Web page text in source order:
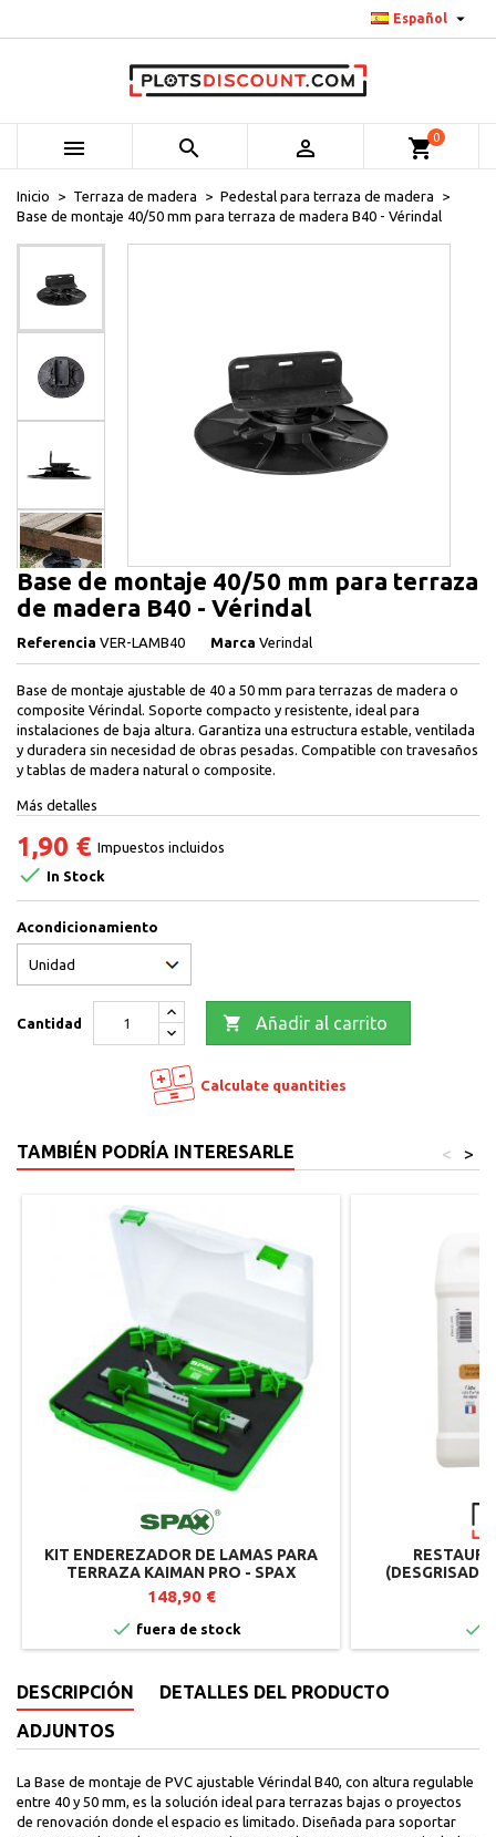
Español 
   shopping_cart0
Inicio Terraza de madera
Pedestal para terraza de madera
Base de montaje 40/50 mm para terraza de madera B40 - Vérindal
Base de montaje 40/50 mm para terraza
de madera B40 - Vérindal
Referencia VER-LAMB40 Marca Verindal
Base de montaje ajustable de 40 a 50 mm para terrazas de madera o
composite Vérindal. Soporte compacto y resistente, ideal para
instalaciones de baja altura. Garantiza una estructura estable, ventilada
y duradera sin necesidad de obras pesadas. Compatible con travesaños
y tablas de madera natural o composite.
Más detalles
1,90 € Impuestos incluidos
 In Stock
Acondicionamiento
Cantidad  Añadir al carrito
Calculate quantities
TAMBIÉN PODRÍA INTERESARLE >
<
KIT ENDEREZADOR DE LAMAS PARA
TERRAZA KAIMAN PRO - SPAX
148,90 €
 fuera de stock 
DESCRIPCIÓN
DETALLES DEL PRODUCTO
ADJUNTOS
La Base de montaje de PVC ajustable Vérindal B40, con altura regulable
entre 40 y 50 mm, es la solución ideal para terrazas bajas o proyectos
de renovación donde el espacio es limitado. Diseñada para soportar